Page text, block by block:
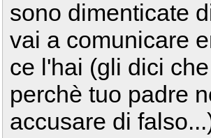
sono dimenticate
vai a comunicare
ce l'hai (gli dici
perchè tuo padre
accusare di